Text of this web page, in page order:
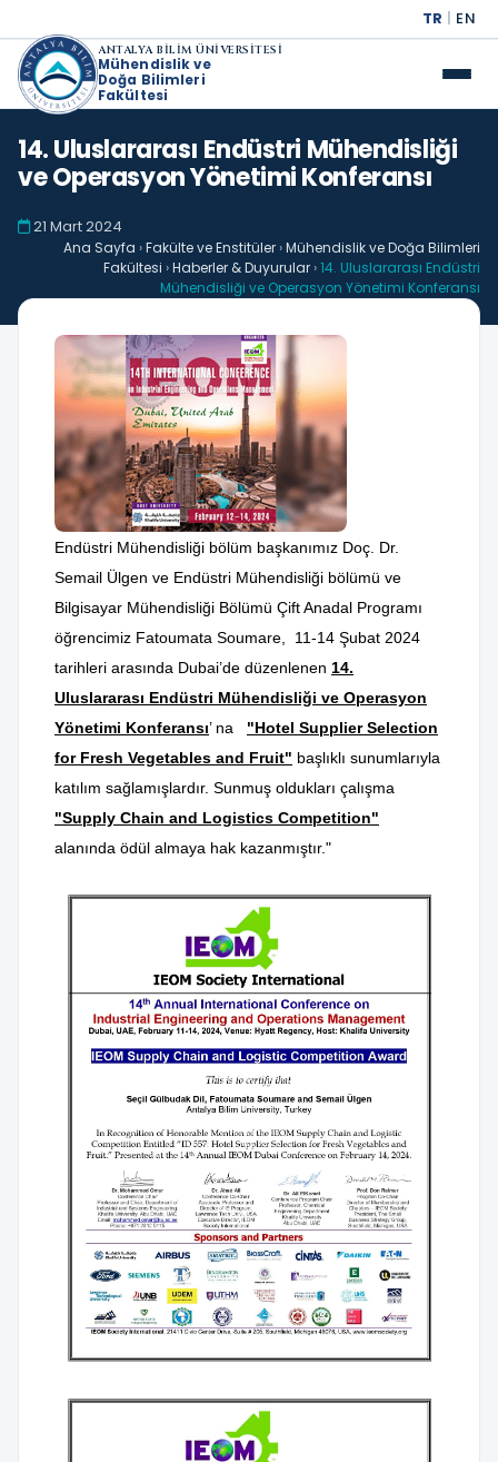
TR | EN
ANTALYA BİLİM ÜNİVERSİTESİ
Mühendislik ve
Doğa Bilimleri
Fakültesi
14. Uluslararası Endüstri Mühendisliği
ve Operasyon Yönetimi Konferansı
21 Mart 2024
Ana Sayfa ›Fakülte ve Enstitüler ›Mühendislik ve Doğa Bilimleri
Fakültesi ›Haberler & Duyurular ›14. Uluslararası Endüstri
Mühendisliği ve Operasyon Yönetimi Konferansı
Endüstri Mühendisliği bölüm başkanımız Doç. Dr.
Semail Ülgen ve Endüstri Mühendisliği bölümü ve
Bilgisayar Mühendisliği Bölümü Çift Anadal Programı
öğrencimiz Fatoumata Soumare, 11-14 Şubat 2024
tarihleri arasında Dubai’de düzenlenen 14.
Uluslararası Endüstri Mühendisliği ve Operasyon
Yönetimi Konferansı’ na "Hotel Supplier Selection
for Fresh Vegetables and Fruit" başlıklı sunumlarıyla
katılım sağlamışlardır. Sunmuş oldukları çalışma
"Supply Chain and Logistics Competition"
alanında ödül almaya hak kazanmıştır."